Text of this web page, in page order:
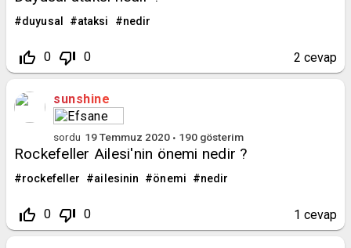
duyusal ataksi nedir
thumb_up_off_alt 0 thumb_down_off_alt 0 2 cevap
sunshine
sordu 19 Temmuz 2020 190 gösterim
Rockefeller Ailesi'nin önemi nedir ?
rockefeller ailesinin önemi nedir
thumb_up_off_alt 0 thumb_down_off_alt 0 1 cevap